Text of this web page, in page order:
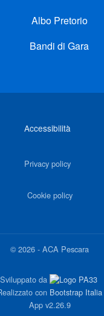
Albo Pretorio
Bandi di Gara
Accessibilità
Privacy policy
Cookie policy
©2026 - ACA Pescara
Sviluppato da
con Bootstrap Italia
App v2.26.9